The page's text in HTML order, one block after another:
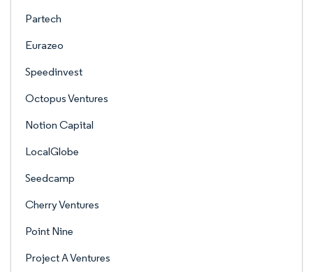
Partech
Eurazeo
Speedinvest
Octopus Ventures
Notion Capital
LocalGlobe
Seedcamp
Cherry Ventures
Point Nine
Project A Ventures